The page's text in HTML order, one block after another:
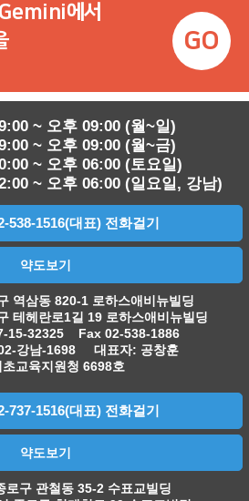
에서
GO
~ 오후 09:00 (월~일)
~ 오후 09:00 (월~금)
~ 오후 06:00 (토요일)
~ 오후 06:00 (일요일, 강남)
538-1516(대표) 전화걸기
약도보기
역삼동 820-1 로하스애비뉴빌딩
테헤란로1길 19 로하스애비뉴빌딩
15-32325 Fax 02-538-1886
강남-1698 대표자: 공창훈
초교육지원청 6698호
737-1516(대표) 전화걸기
약도보기
로구 관철동 35-2 수표교빌딩